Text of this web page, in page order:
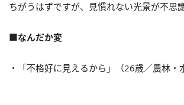
ちがうはずですが、見慣れない光景が不思
■なんだか変
・「不格好に見えるから」（26歳／農林・